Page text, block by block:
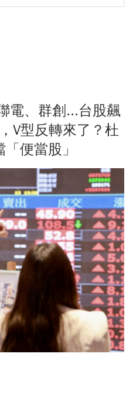
電、群創...台股飆
V型反轉來了？杜
便當股」